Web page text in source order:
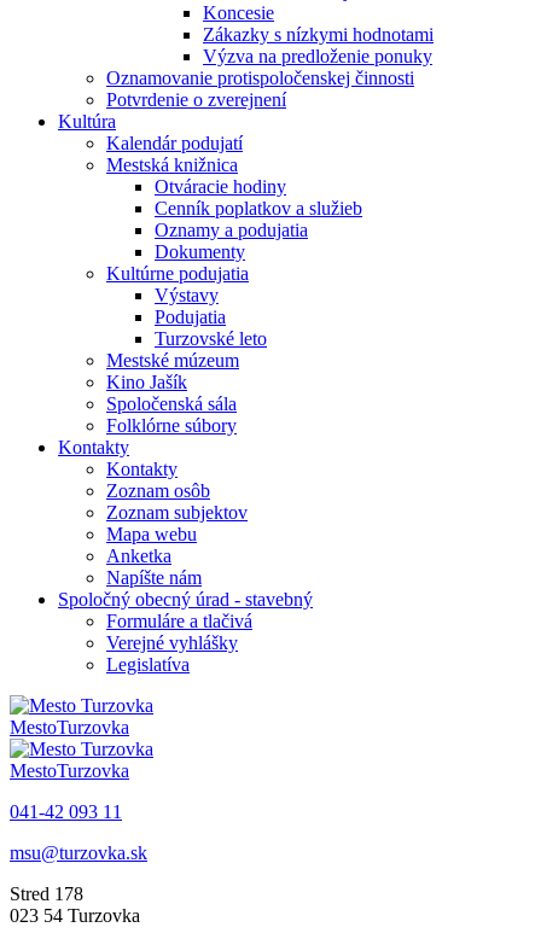
Koncesie
Zákazky s nízkymi hodnotami
Výzva na predloženie ponuky
Oznamovanie protispoločenskej činnosti
Potvrdenie o zverejnení
Kultúra
Kalendár podujatí
Mestská knižnica
Otváracie hodiny
Cenník poplatkov a služieb
Oznamy a podujatia
Dokumenty
Kultúrne podujatia
Výstavy
Podujatia
Turzovské leto
Mestské múzeum
Kino Jašík
Spoločenská sála
Folklórne súbory
Kontakty
Kontakty
Zoznam osôb
Zoznam subjektov
Mapa webu
Anketka
Napíšte nám
Spoločný obecný úrad - stavebný
Formuláre a tlačivá
Verejné vyhlášky
Legislatíva
MestoTurzovka
MestoTurzovka
041-42 093 11
msu@turzovka.sk
Stred 178
023 54 Turzovka